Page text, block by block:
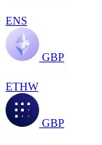
ENS
GBP
ETHW
GBP